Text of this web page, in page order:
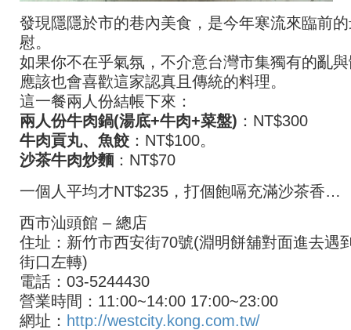
發現隱隱於市的巷內美食，是今年寒流來臨前
慰。
如果你不在乎氣氛，不介意台灣市集獨有的亂
應該也會喜歡這家認真且傳統的料理。
這一餐兩人份結帳下來：
兩人份牛肉鍋(湯底+牛肉+菜盤) ：NT$300
牛肉貢丸、魚餃 ：NT$100。
沙茶牛肉炒麵 ：NT$70
一個人平均才NT$235，打個飽嗝充滿沙茶香…
西市汕頭館 – 總店
住址：新竹市西安街70號(淵明餅舖對面進去遇
街口左轉)
電話：03-5244430
營業時間：11:00~14:00 17:00~23:00
網址： http://westcity.kong.com.tw/